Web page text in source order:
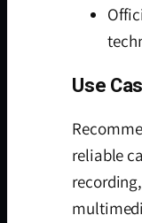
Use
reliable